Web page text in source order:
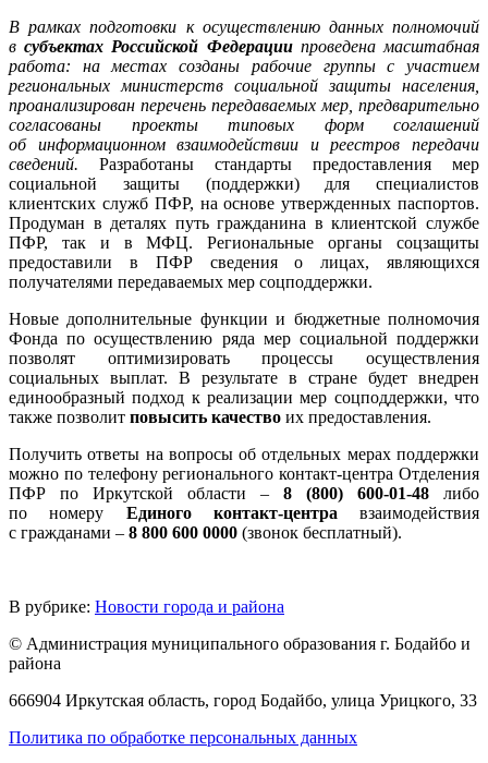
В рамках подготовки к осуществлению данных полномочий
всубъектах Российской Федерациипроведена масштабная
работа: на местах созданы рабочие группы с участием
региональных министерств социальной защиты населения,
проанализирован перечень передаваемых мер, предварительно
согласованы проекты типовых форм соглашений
об информационном взаимодействии и реестров передачи
сведений. Разработаны стандарты предоставления мер
социальной защиты (поддержки) для специалистов
клиентских служб ПФР, на основе утвержденных паспортов.
Продуман в деталях путь гражданина в клиентской службе
ПФР, так и в МФЦ. Региональные органы соцзащиты
предоставили в ПФР сведения о лицах, являющихся
получателями передаваемых мер соцподдержки.
Новые дополнительные функции и бюджетные полномочия
Фонда по осуществлению ряда мер социальной поддержки
позволят оптимизировать процессы осуществления
социальных выплат. В результате в стране будет внедрен
единообразный подход к реализации мер соцподдержки, что
также позволит повысить качество их предоставления.
Получить ответы на вопросы об отдельных мерах поддержки
можно по телефону регионального контакт-центра Отделения
ПФР по Иркутской области – 8 (800) 600-01-48 либо
по номеру Единого контакт-центра взаимодействия
с гражданами – 8 800 600 0000 (звонок бесплатный).
В рубрике: Новости города и района
© Администрация муниципального образования г. Бодайбо и
района
666904 Иркутская область, город Бодайбо, улица Урицкого, 33
Политика по обработке персональных данных